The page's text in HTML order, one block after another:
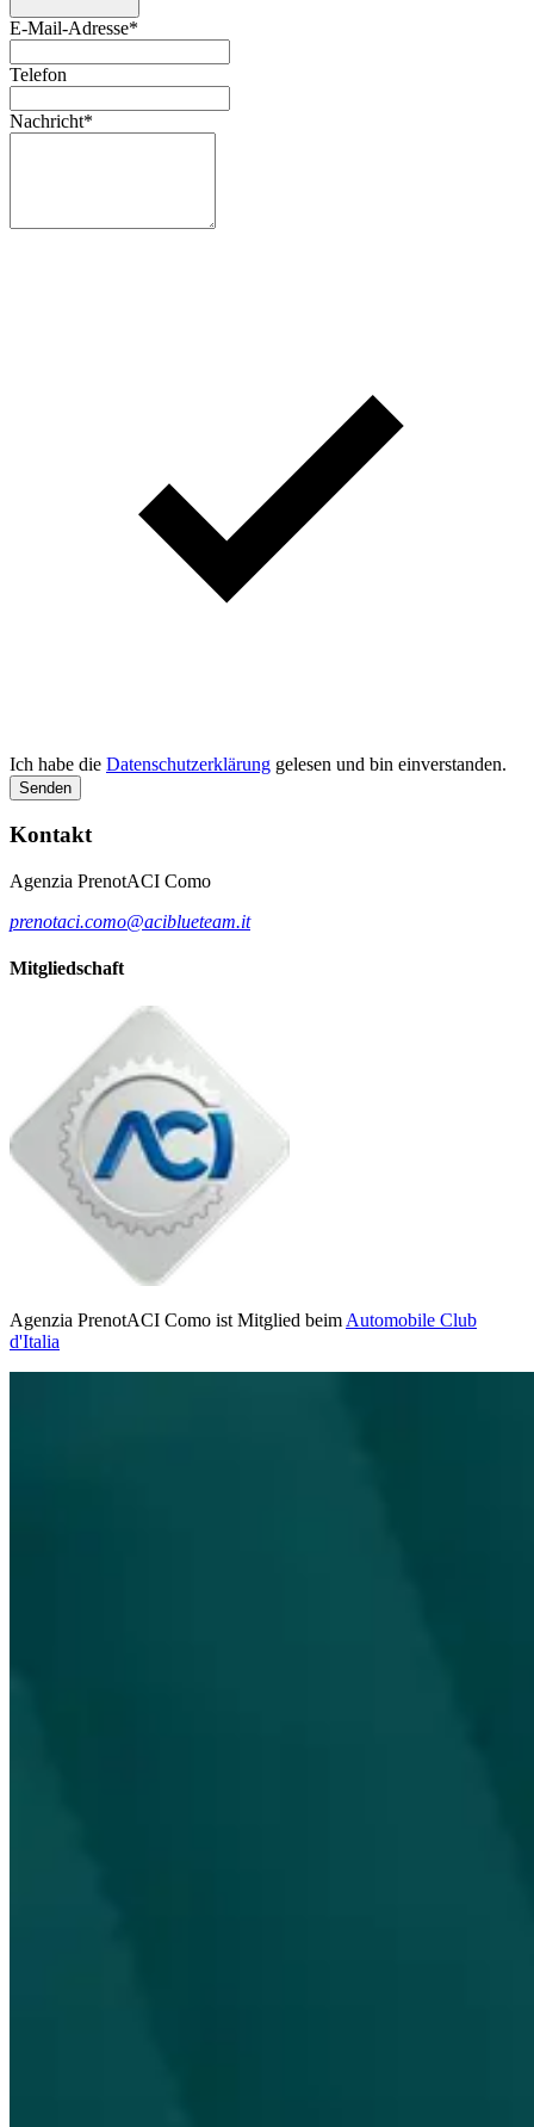
E-Mail-Adresse*
Telefon
Nachricht*
Ich habe die Datenschutzerklärung gelesen und bin einverstanden.
Senden
Kontakt
Agenzia PrenotACI Como
prenotaci.como@aciblueteam.it
Mitgliedschaft
Agenzia PrenotACI Como ist Mitglied beim Automobile Club
d'Italia